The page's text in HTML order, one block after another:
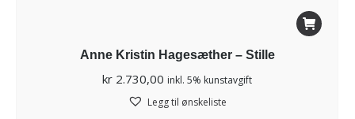
Anne Kristin Hagesæther – Stille
kr 2.730,00 inkl. 5% kunstavgift
Legg til ønskeliste